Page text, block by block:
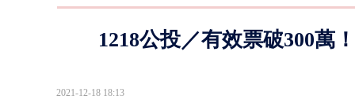
1218公投／有效票破300萬
2021-12-18 18:13